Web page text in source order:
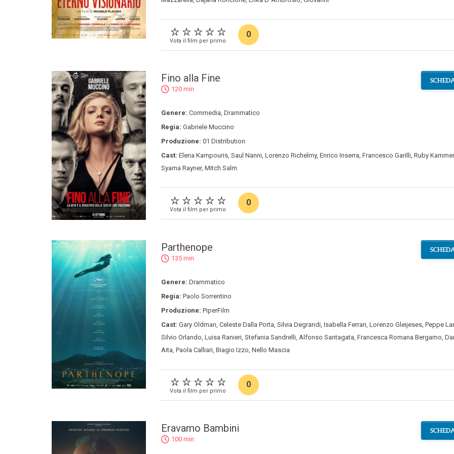
Vota il film per primo
0
Fino alla Fine
120 min
Genere: Commedia, Drammatico
Regia: Gabriele Muccino
Produzione: 01 Distribution
Cast: Elena Kampouris, Saul Nanni, Lorenzo Richelmy, Enrico Inserra, Francesco Garilli, Ruby Kammer
Syama Rayner, Mitch Salm
Vota il film per primo
0
Parthenope
135 min
Genere: Drammatico
Regia: Paolo Sorrentino
Produzione: PiperFilm
Cast: Gary Oldman Celeste Dalla Porta Silvia Degrandi, Isabella Ferrari, Lorenzo Gleijeses, Peppe
Silvio Orlando Luisa Ranieri, Stefania Sandrelli, Alfonso Santagata Francesca Romana Bergamo
Aita Paola Calliari, Biagio Izzo Nello Mascia
Vota il film per primo
0
Eravamo Bambini
100 min